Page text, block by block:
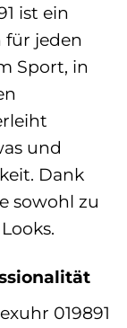
ist ein
für jeden
Sport, in
und
Dank
sowohl zu
019891